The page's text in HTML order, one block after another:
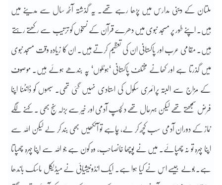
ملتان کے دینی مدارس میں پڑھا رہے تھے۔ یہ گذشتہ آٹھ سال سے مدینے میں
ہیں۔ اپنے طور پر مسجد نبوی میں دھرے قرآن کے نسخوں کو ترتیب سے رکھتے رہتے
ہیں۔ مقامی عرب اور پاکستانی ان کی تعظیم کرتے ہیں۔ ان کا زیادہ وقت مسجد نبوی
میں گذرتا ہے اور کھانے مختلف پاکستانی ‘ہوٹلوں‘ پہ بندھے ہوئے ہیں۔ موصوف
کے مزاج سے البتہ پرائمری سکول کی استادی نہیں گئی تھی۔ سبھوں کو ڈانٹنا اپنا
فرض سمجھتے تھے لیکن بہرحال تھے دلچسپ آدمی اور خیر سے بزلہ سنج بھی ۔ کہنے لگے
نماز کے دوران آدمی سب کچھ کر لے، چاہے تو آنکھیں بھی بند کر لے لیکن اللہ سے
اپنا چہرہ تو نہ چھپائے۔ میں نے پوچھا خانصاحب، وہ کون ہے جو اللہ سے اپنا چہرہ چھپاتا
ہے۔ بولے جیسے اس نے کیا ہوا ہے۔ ایک انڈونیشیائی نے میڈیکل ماسک باندھا